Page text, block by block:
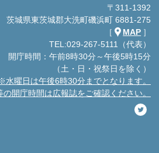
〒311-1392
茨城県東茨城郡大洗町磯浜町 6881-275
［
MAP ］
TEL:029-267-5111（代表）
開庁時間：午前8時30分～午後5時15分
（土・日・祝祭日を除く）
水曜日は午後6時30分までとなります。
開庁時間は広報誌をご確認ください。